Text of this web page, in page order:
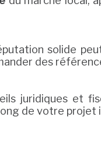
solide
des
juridiques et
de votre projet